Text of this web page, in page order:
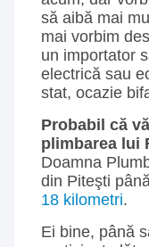
să aibă mai
mai vorbim
un importator
electrică sau
stat, ocazie
Probabil că
plimbarea lui
Doamna
din Piteşti
18 kilometri.
Ei bine, până